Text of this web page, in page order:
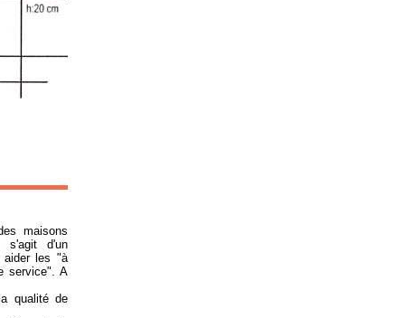
maisons
s'agit d'un
aider les "à
service". A
qualité de